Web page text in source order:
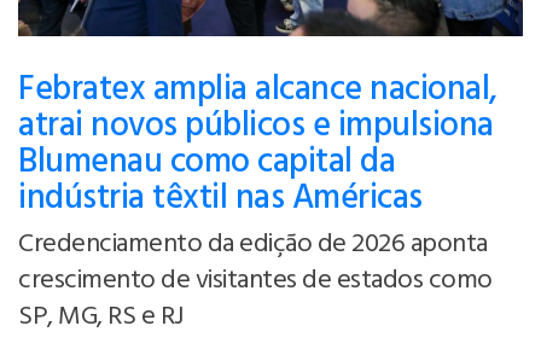
Febratex amplia alcance nacional,
atrai novos públicos e impulsiona
Blumenau como capital da
indústria têxtil nas Américas
Credenciamento da edição de 2026 aponta
crescimento de visitantes de estados como
SP, MG, RS e RJ